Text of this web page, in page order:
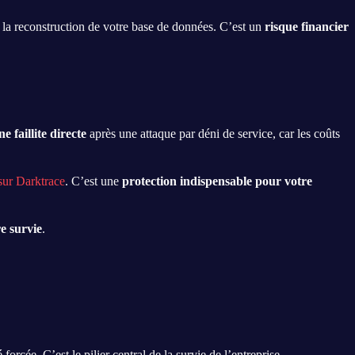
reconstruction de votre base de données. C’est un risque financier
faillite directe après une attaque par déni de service, car les coûts
Darktrace. C’est une protection indispensable pour votre
survie.